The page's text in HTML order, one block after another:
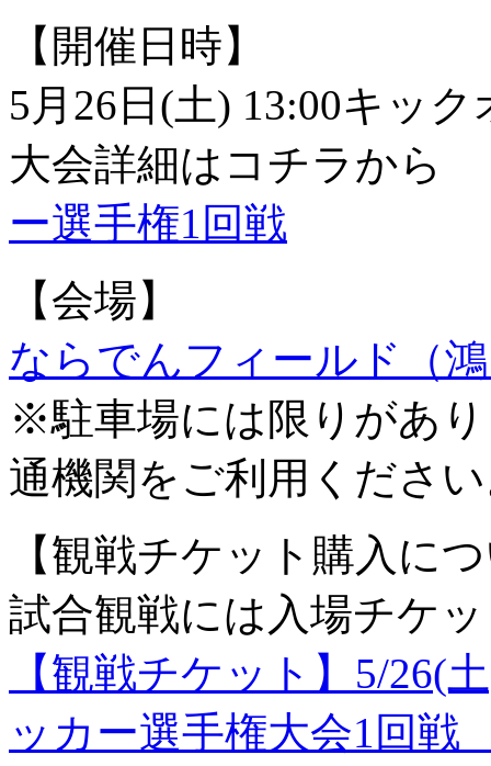
【開催日時】
5月26日(土) 13:00キッ
大会詳細はコチラか
ー選手権1回戦
【会場】
ならでんフィールド（
※駐車場には限りがあ
通機関をご利用くださ
【観戦チケット購入に
試合観戦には入場チケ
【観戦チケット】5/26(
ッカー選手権大会1回